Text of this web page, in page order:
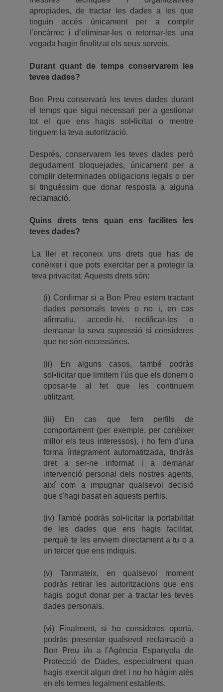
apropiades, de tractar les dades a les que
tinguin accés únicament per a complir
l’encàrrec i d’eliminar-les o retornar-les una
vegada hagin finalitzat els seus serveis.
Durant quant de temps conservarem les
teves dades?
Bon Preu conservarà les teves dades durant
el temps que sigui necessari per a gestionar
tot el que ens hagis sol•licitat o mentre
tinguem la teva autorització.
Després, conservarem les teves dades però
degudament bloquejades, únicament per a
complir determinades obligacions legals o per
si tinguéssim que donar resposta a alguna
reclamació.
Quins drets tens quan ens facilites les
teves dades?
La llei et reconeix uns drets que has de
conèixer i que pots exercitar per a protegir la
teva privacitat. Aquests drets són:
(i) Confirmar si a Bon Preu estem tractant
dades personals teves o no i, en cas
afirmatiu, accedir-hi, rectificar-les o
demanar la seva supressió si consideres
que no són necessàries.
(ii) En alguns casos, també podràs
sol•licitar que limitem l'ús que els donem o
oposar-te al fet que les continuem
utilitzant.
(iii) En cas que fem perfils de
comportament (per exemple, per conèixer
millor els teus interessos), i ho fem d'una
forma íntegrament automatitzada, tindràs
dret a ser-ne informat i a demanar
intervenció personal dels nostres agents,
així com a impugnar qualsevol decisió
que s'hagi basat en aquests perfils.
(iv) També podràs sol•licitar la portabilitat
de les dades que ens hagis facilitat,
perquè te les enviem directament a tu o a
un tercer que ens indiquis.
(v) Tanmateix, en qualsevol moment
podràs retirar les autoritzacions que ens
hagis pogut donar per a tractar les teves
dades personals.
(vi) Finalment, si ho consideres oportú,
podràs presentar qualsevol reclamació a
Bon Preu i/o a l'Agència Espanyola de
Protecció de Dades, especialment quan
hagis exercit algun dret i no ho hàgim atès
en els termes legalment establerts.